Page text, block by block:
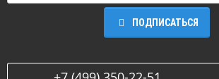
ПОДПИСАТЬСЯ